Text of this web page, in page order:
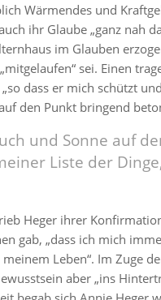
Wärmendes und
ihr Glaube „ganz nah
im Glauben
sei. Einen
dass er mich schützt
den Punkt bringend
und Sonne auf
Liste der
Heger ihrer
gab, „dass ich mich
Leben“. Im Zuge
aber „ins